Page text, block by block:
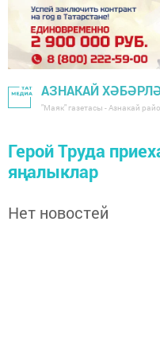
АЗНАКАЙ
"Маяк" газетасы - Азнакай
Герой Труда
яңалыклар
Нет новостей